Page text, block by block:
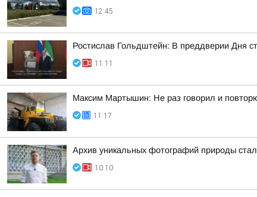
12:45
Ростислав Гольдштейн: В преддверии Дня
11:11
Максим Мартышин: Не раз говорил и
11:17
Архив уникальных фотографий природы
10:10